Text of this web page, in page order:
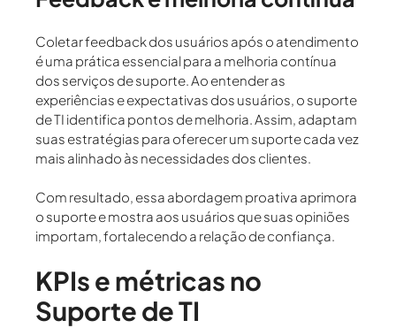
Coletar feedback dos usuários após o atendimento
é uma prática essencial para a melhoria contínua
dos serviços de suporte. Ao entender as
experiências e expectativas dos usuários, o suporte
de TI identifica pontos de melhoria. Assim, adaptam
suas estratégias para oferecer um suporte cada vez
mais alinhado às necessidades dos clientes.
Com resultado, essa abordagem proativa aprimora
o suporte e mostra aos usuários que suas opiniões
importam, fortalecendo a relação de confiança.
KPIs e métricas no
Suporte de TI